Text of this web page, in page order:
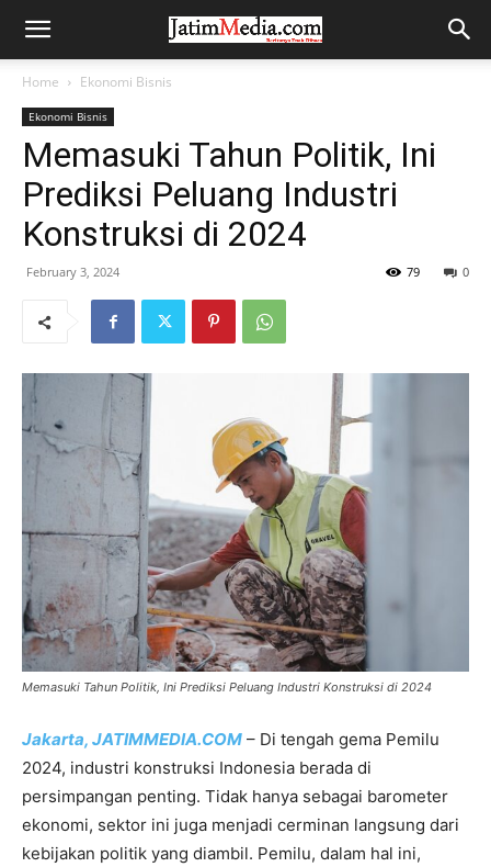
Home Ekonomi Bisnis
Ekonomi Bisnis
Memasuki Tahun Politik, Ini
Prediksi Peluang Industri
Konstruksi di 2024
February 3, 2024 0
79
Memasuki Tahun Politik, Ini Prediksi Peluang Industri Konstruksi di 2024
Jakarta, JATIMMEDIA.COM – Di tengah gema Pemilu
2024, industri konstruksi Indonesia berada di
persimpangan penting. Tidak hanya sebagai barometer
ekonomi, sektor ini juga menjadi cerminan langsung dari
kebijakan politik yang diambil. Pemilu, dalam hal ini,